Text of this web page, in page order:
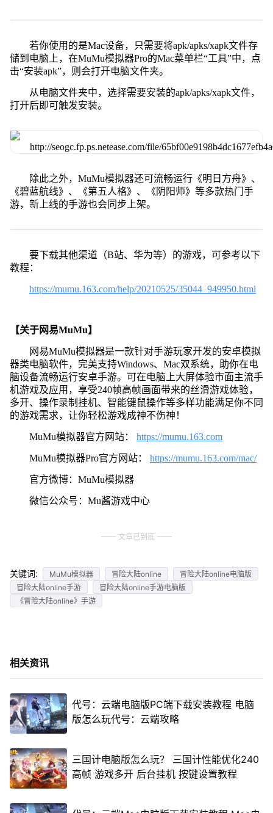
若你使用的是Mac设备，只需要将apk/apks/xapk文件存
储到电脑上，在MuMu模拟器Pro的Mac菜单栏“工具”中，点
击“安装apk”，则会打开电脑文件夹。
从电脑文件夹中，选择需要安装的apk/apks/xapk文件，
打开后即可触发安装。
除此之外，MuMu模拟器还可流畅运行《明日方舟》、
《碧蓝航线》、《第五人格》、《阴阳师》等多款热门手
游，新上线的手游也会同步上架。
要下载其他渠道（B站、华为等）的游戏，可参考以下
教程：
https://mumu.163.com/help/20210525/35044_949950.html
【关于网易MuMu】
网易MuMu模拟器是一款针对手游玩家开发的安卓模拟
器类电脑软件，完美支持Windows、Mac双系统，助你在电
脑设备流畅运行安卓手游。可在电脑上大屏体验市面主流手
机游戏及应用，享受240帧高帧画面带来的丝滑游戏体验，
多开、操作录制挂机、智能键鼠操作等多样功能满足你不同
的游戏需求，让你轻松游戏成神不伤神！
MuMu模拟器官方网站： https://mumu.163.com
MuMu模拟器Pro官方网站： https://mumu.163.com/mac/
官方微博：MuMu模拟器
微信公众号：Mu酱游戏中心
文章已到底
关键词: MuMu模拟器 冒险大陆online
冒险大陆online电脑版
冒险大陆online手游
冒险大陆online手游电脑版
《冒险大陆online》手游
相关资讯
代号：云端电脑版PC端下载安装教程 电脑
版怎么玩代号：云端攻略
三国计电脑版怎么玩？ 三国计性能优化240
高帧 游戏多开 后台挂机 按键设置教程